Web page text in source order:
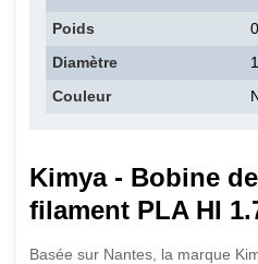
Poids
Diamètre
Couleur
Kimya - Bobine
filament PLA HI
Basée sur Nantes, la marque